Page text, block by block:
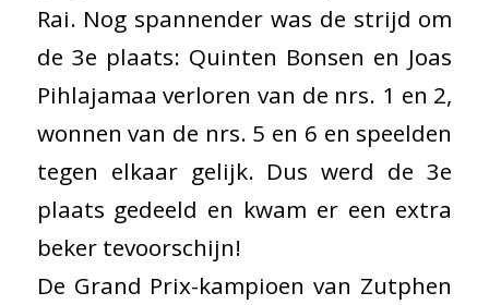
Rai. Nog spannender was de strijd om
de 3e plaats: Quinten Bonsen en Joas
Pihlajamaa verloren van de nrs. 1 en 2,
wonnen van de nrs. 5 en 6 en speelden
tegen elkaar gelijk. Dus werd de 3e
plaats gedeeld en kwam er een extra
beker tevoorschijn!
De Grand Prix-kampioen van Zutphen